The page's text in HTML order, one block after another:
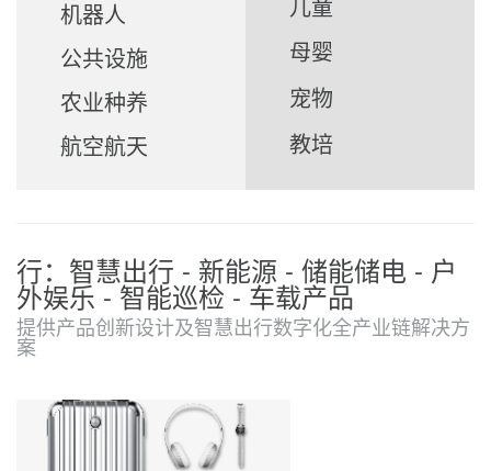
机器人
公共设施
农业种养
航空航天
母婴
宠物
教培
行：智慧出行 - 新能源 - 储能储电 - 户
外娱乐 - 智能巡检 - 车载产品
提供产品创新设计及智慧出行数字化全产业链解决方
案